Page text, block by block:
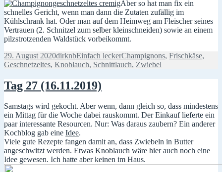
Aber so hat man fix ein
schnelles Gericht, wenn man dann die Zutaten zufällig im
Kühlschrank hat. Oder man auf dem Heimweg am Fleischer seines
Vertrauen (2. Schnitzel zum selber kleinschneiden) sowie an einem
pilzstrotzenden Waldstück vorbeikommt.
Veröffentlicht
am
29. August 2020Autor
dirknbKategorien
Einfach leckerSchlagwörter
Champignons, Frischkäse,
Geschnetzeltes, Knoblauch, Schnittlauch, Zwiebel
Tag 27 (16.11.2019)
Samstags wird gekocht. Aber wenn, dann gleich so, dass mindestens
ein Mittag für die Woche dabei rauskommt. Der Einkauf lieferte ein
paar interessante Resourcen. Nur: Was daraus zaubern? Ein anderer
Kochblog gab eine Idee.
Viele gute Rezepte fangen damit an, dass Zwiebeln in Butter
angeschwitzt werden. Etwas Knoblauch wäre hier auch noch eine
Idee gewesen. Ich hatte aber keinen im Haus.